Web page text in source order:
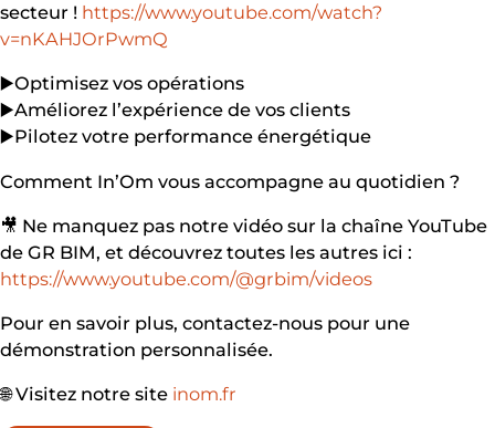
secteur ! https://www.youtube.com/watch?
v=nKAHJOrPwmQ
▶️Optimisez vos opérations
▶️Améliorez l’expérience de vos clients
▶️Pilotez votre performance énergétique
Comment In’Om vous accompagne au quotidien ?
🎥 Ne manquez pas notre vidéo sur la chaîne YouTube
de GR BIM, et découvrez toutes les autres ici :
https://www.youtube.com/@grbim/videos
Pour en savoir plus, contactez-nous pour une
démonstration personnalisée.
🌐 Visitez notre site inom.fr